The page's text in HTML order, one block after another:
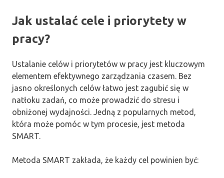
Jak ustalać cele i priorytety w
pracy?
Ustalanie celów i priorytetów w pracy jest kluczowym
elementem efektywnego zarządzania czasem. Bez
jasno określonych celów łatwo jest zagubić się w
natłoku zadań, co może prowadzić do stresu i
obniżonej wydajności. Jedną z popularnych metod,
która może pomóc w tym procesie, jest metoda
SMART.
Metoda SMART zakłada, że każdy cel powinien być: